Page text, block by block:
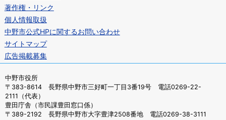
著作権・リンク
個人情報取扱
中野市公式HPに関するお問い合わせ
サイトマップ
広告掲載募集
中野市役所
〒383-8614 長野県中野市三好町一丁目3番19号 電話0269-22-
2111（代表）
豊田庁舎（市民課豊田窓口係）
〒389-2192 長野県中野市大字豊津2508番地 電話0269-38-3111